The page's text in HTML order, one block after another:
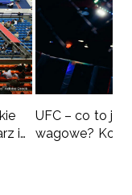
i
UFC – co to
wagowe?